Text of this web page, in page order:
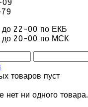
09
22-00 по ЕКБ
20-00 по МСК
товаров пуст
нет ни одного товара.